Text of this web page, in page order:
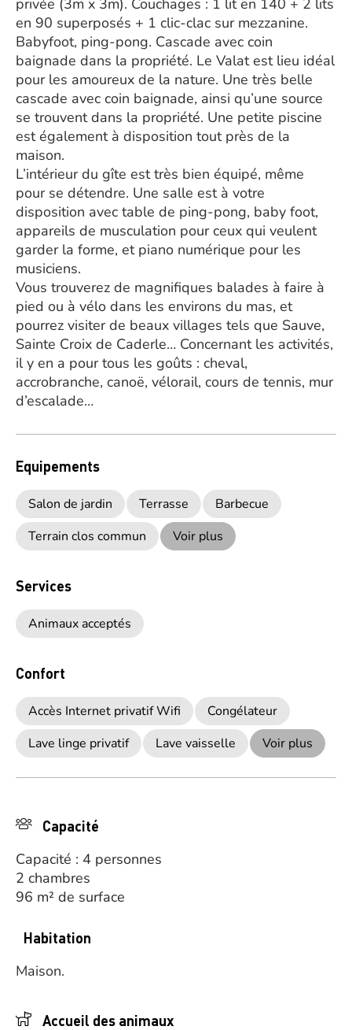
privée (3m x 3m). Couchages : 1 lit en 140 + 2 lits
en 90 superposés + 1 clic-clac sur mezzanine.
Babyfoot, ping-pong. Cascade avec coin
baignade dans la propriété. Le Valat est lieu idéal
pour les amoureux de la nature. Une très belle
cascade avec coin baignade, ainsi qu’une source
se trouvent dans la propriété. Une petite piscine
est également à disposition tout près de la
maison.
L’intérieur du gîte est très bien équipé, même
pour se détendre. Une salle est à votre
disposition avec table de ping-pong, baby foot,
appareils de musculation pour ceux qui veulent
garder la forme, et piano numérique pour les
musiciens.
Vous trouverez de magnifiques balades à faire à
pied ou à vélo dans les environs du mas, et
pourrez visiter de beaux villages tels que Sauve,
Sainte Croix de Caderle… Concernant les activités,
il y en a pour tous les goûts : cheval,
accrobranche, canoë, vélorail, cours de tennis, mur
d’escalade…
Equipements
Salon de jardin Terrasse
Barbecue
Terrain clos commun
Voir plus
Services
Animaux acceptés
Confort
Accès Internet privatif Wifi
Congélateur
Lave linge privatif
Lave vaisselle Voir plus
Capacité
Capacité : 4 personnes
2 chambres
96 m² de surface
Habitation
Maison.
Accueil des animaux